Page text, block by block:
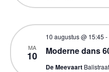
MA
10 Moderne dans
10 augustus @ 15:45 -
De Meevaart